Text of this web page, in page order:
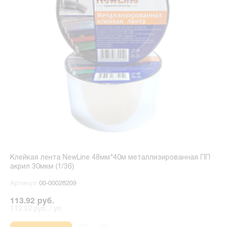
Клейкая лента NewLine 48мм*40м металлизированная ПП
акрил 30мкм (1/36)
Артикул 00-00028209
113.92 руб.